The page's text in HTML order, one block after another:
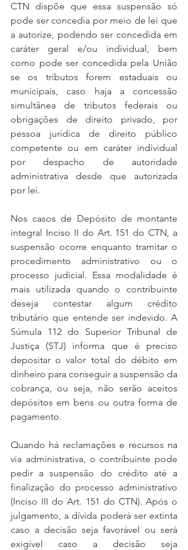
CTN dispõe que essa suspensão só
pode ser concedia por meio de lei que
a autorize, podendo ser concedida em
caráter geral e/ou individual, bem
como pode ser concedida pela União
se os tributos forem estaduais ou
municipais, caso haja a concessão
simultânea de tributos federais ou
obrigações de direito privado, por
pessoa jurídica de direito público
competente ou em caráter individual
por despacho de autoridade
administrativa desde que autorizada
por lei.
Nos casos de Depósito de montante
integral Inciso II do Art. 151 do CTN, a
suspensão ocorre enquanto tramitar o
procedimento administrativo ou o
processo judicial. Essa modalidade é
mais utilizada quando o contribuinte
deseja contestar algum crédito
tributário que entende ser indevido. A
Súmula 112 do Superior Tribunal de
Justiça (STJ) informa que é preciso
depositar o valor total do débito em
dinheiro para conseguir a suspensão da
cobrança, ou seja, não serão aceitos
depósitos em bens ou outra forma de
pagamento.
Quando há reclamações e recursos na
via administrativa, o contribuinte pode
pedir a suspensão do crédito até a
finalização do processo administrativo
(Inciso III do Art. 151 do CTN). Após o
julgamento, a dívida poderá ser extinta
caso a decisão seja favorável ou será
exigível caso a decisão seja